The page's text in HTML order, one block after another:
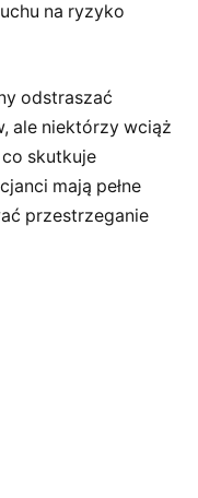
na ryzyko
odstraszać
ale niektórzy wciąż
skutkuje
mają pełne
przestrzeganie